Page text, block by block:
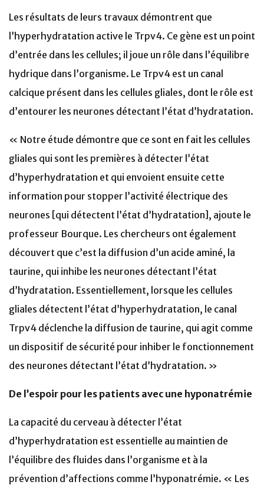
Les résultats de leurs travaux démontrent que
l’hyperhydratation active le Trpv4. Ce gène est un point
d’entrée dans les cellules; il joue un rôle dans l’équilibre
hydrique dans l’organisme. Le Trpv4 est un canal
calcique présent dans les cellules gliales, dont le rôle est
d’entourer les neurones détectant l’état d’hydratation.
« Notre étude démontre que ce sont en fait les cellules
gliales qui sont les premières à détecter l’état
d’hyperhydratation et qui envoient ensuite cette
information pour stopper l’activité électrique des
neurones [qui détectent l’état d’hydratation], ajoute le
professeur Bourque. Les chercheurs ont également
découvert que c’est la diffusion d’un acide aminé, la
taurine, qui inhibe les neurones détectant l’état
d’hydratation. Essentiellement, lorsque les cellules
gliales détectent l’état d’hyperhydratation, le canal
Trpv4 déclenche la diffusion de taurine, qui agit comme
un dispositif de sécurité pour inhiber le fonctionnement
des neurones détectant l’état d’hydratation. »
De l’espoir pour les patients avec une hyponatrémie
La capacité du cerveau à détecter l’état
d’hyperhydratation est essentielle au maintien de
l’équilibre des fluides dans l’organisme et à la
prévention d’affections comme l’hyponatrémie. « Les